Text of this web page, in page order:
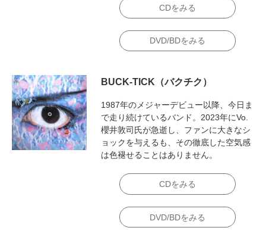
CDをみる
DVD/BDをみる
BUCK-TICK（バクチク）
1987年のメジャーデビュー以降、今日ま
で走り続けているバンド。2023年にVo.
櫻井敦司氏が急逝し、ファンに大きなシ
ョックを与えるも、その徹底した空気感
は色褪せることはありません。
CDをみる
DVD/BDをみる